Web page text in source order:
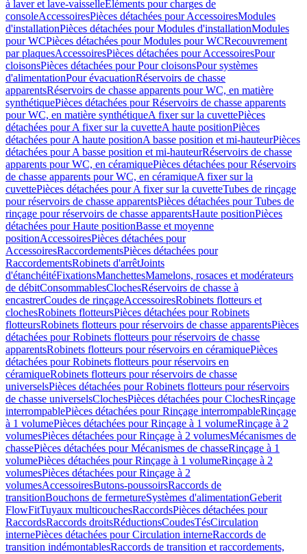
à laver et lave-vaisselleEléments pour charges de
consoleAccessoiresPièces détachées pour AccessoiresModules
d'installationPièces détachées pour Modules d'installationModules
pour WCPièces détachées pour Modules pour WCRecouvrement
par plaquesAccessoiresPièces détachées pour AccessoiresPour
cloisonsPièces détachées pour Pour cloisonsPour systèmes
d'alimentationPour évacuationRéservoirs de chasse
apparentsRéservoirs de chasse apparents pour WC, en matière
synthétiquePièces détachées pour Réservoirs de chasse apparents
pour WC, en matière synthétiqueA fixer sur la cuvettePièces
détachées pour A fixer sur la cuvetteA haute positionPièces
détachées pour A haute positionA basse position et mi-hauteurPièces
détachées pour A basse position et mi-hauteurRéservoirs de chasse
apparents pour WC, en céramiquePièces détachées pour Réservoirs
de chasse apparents pour WC, en céramiqueA fixer sur la
cuvettePièces détachées pour A fixer sur la cuvetteTubes de rinçage
pour réservoirs de chasse apparentsPièces détachées pour Tubes de
rinçage pour réservoirs de chasse apparentsHaute positionPièces
détachées pour Haute positionBasse et moyenne
positionAccessoiresPièces détachées pour
AccessoiresRaccordementsPièces détachées pour
RaccordementsRobinets d'arrêtJoints
d'étanchéitéFixationsManchettesMamelons, rosaces et modérateurs
de débitConsommablesClochesRéservoirs de chasse à
encastrerCoudes de rinçageAccessoiresRobinets flotteurs et
clochesRobinets flotteursPièces détachées pour Robinets
flotteursRobinets flotteurs pour réservoirs de chasse apparentsPièces
détachées pour Robinets flotteurs pour réservoirs de chasse
apparentsRobinets flotteurs pour réservoirs en céramiquePièces
détachées pour Robinets flotteurs pour réservoirs en
céramiqueRobinets flotteurs pour réservoirs de chasse
universelsPièces détachées pour Robinets flotteurs pour réservoirs
de chasse universelsClochesPièces détachées pour ClochesRinçage
interrompablePièces détachées pour Rinçage interrompableRinçage
à 1 volumePièces détachées pour Rinçage à 1 volumeRinçage à 2
volumesPièces détachées pour Rinçage à 2 volumesMécanismes de
chassePièces détachées pour Mécanismes de chasseRinçage à 1
volumePièces détachées pour Rinçage à 1 volumeRinçage à 2
volumesPièces détachées pour Rinçage à 2
volumesAccessoiresButons-poussoirsRaccords de
transitionBouchons de fermetureSystèmes d'alimentationGeberit
FlowFitTuyaux multicouchesRaccordsPièces détachées pour
RaccordsRaccords droitsRéductionsCoudesTésCirculation
internePièces détachées pour Circulation interneRaccords de
transition indémontablesRaccords de transition et raccordements,